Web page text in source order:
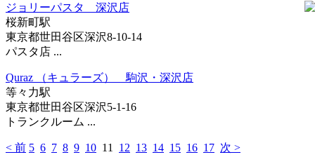
ジョリーパスタ 深沢店
桜新町駅
東京都世田谷区深沢8-10-14
パスタ店 ...
Quraz （キュラーズ） 駒沢・深沢店
等々力駅
東京都世田谷区深沢5-1-16
トランクルーム ...
< 前 5 6 7 8 9 10 11 12 13 14 15 16 17 次 >